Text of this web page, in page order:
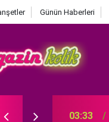
Günün Haberleri
03:26